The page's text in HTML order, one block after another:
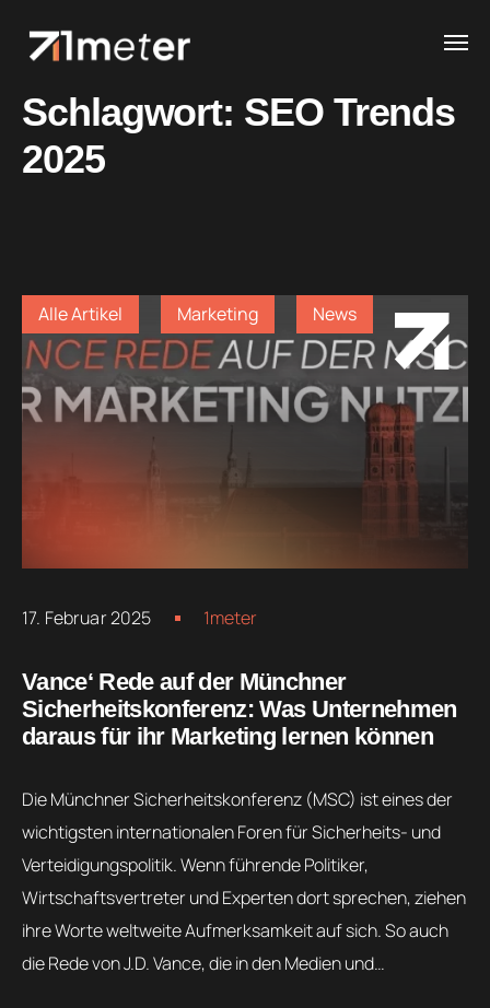
Schlagwort: SEO Trends
2025
Alle Artikel Marketing News
17. Februar 2025 1meter
Vance‘ Rede auf der Münchner
Sicherheitskonferenz: Was Unternehmen
daraus für ihr Marketing lernen können
Die Münchner Sicherheitskonferenz (MSC) ist eines der
wichtigsten internationalen Foren für Sicherheits- und
Verteidigungspolitik. Wenn führende Politiker,
Wirtschaftsvertreter und Experten dort sprechen, ziehen
ihre Worte weltweite Aufmerksamkeit auf sich. So auch
die Rede von J.D. Vance, die in den Medien und…